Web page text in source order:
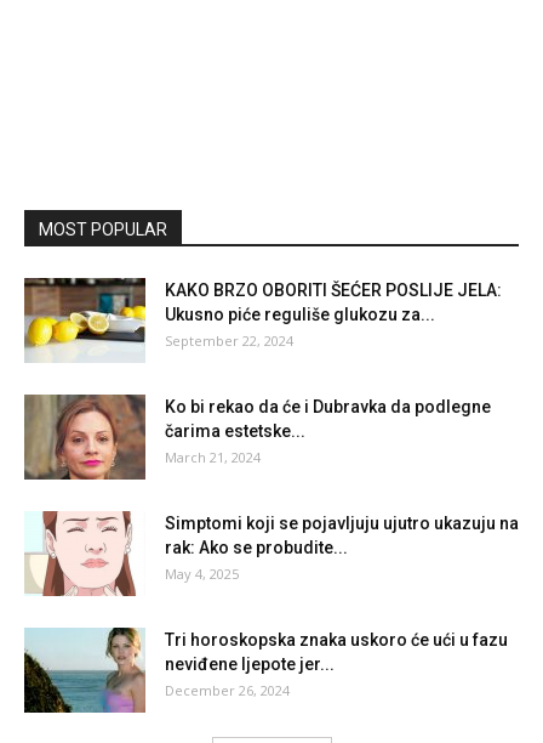
MOST POPULAR
KAKO BRZO OBORITI ŠEĆER POSLIJE JELA:
Ukusno piće reguliše glukozu za...
September 22, 2024
Ko bi rekao da će i Dubravka da podlegne
čarima estetske...
March 21, 2024
Simptomi koji se pojavljuju ujutro ukazuju na
rak: Ako se probudite...
May 4, 2025
Tri horoskopska znaka uskoro će ući u fazu
neviđene ljepote jer...
December 26, 2024